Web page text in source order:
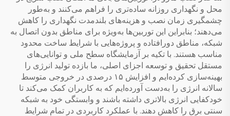
محل و نگهداری روزانه ساده‌تری را فراهم می‌کنند و به‌طور
چشمگیری زمان نصب و هزینه‌های بلندمدت نگهداری را کاهش
می‌دهند؛ بنابراین این توربین‌ها به‌ویژه برای مناطق بدون اتصال به
شبکه، مناطق دورافتاده و پروژه‌هایی با شرایط ساخت محدود
مناسب هستند. با تکیه بر آزمایشگاه سطح ملی و توانایی‌های
مستقل تحقیق و توسعه اجزای اصلی، ما بازده تولید انرژی را
بهینه‌سازی کرده‌ایم و افزایش ۱۵ درصدی در خروجی متوسط
سالانه انرژی را به‌دست آورده‌ایم که به کاربران کمک می‌کند تا
خودکفایی انرژی بالاتری داشته باشند و وابستگی خود به شبکه
سنتی برق را کاهش دهند. با عملکرد کاربردی در تمام شرایط